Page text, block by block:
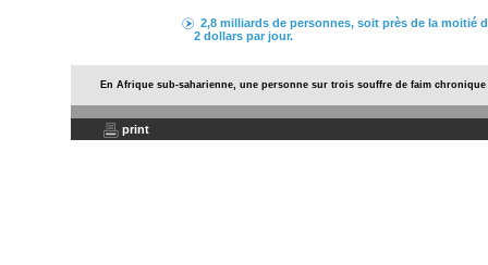
2,8 milliards de personnes, soit près de la moitié
2 dollars par jour.
En Afrique sub-saharienne, une personne sur trois souffre de faim chronique
print